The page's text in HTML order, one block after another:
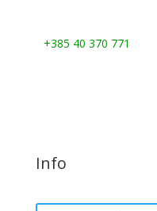
+385 40 370 771
Info